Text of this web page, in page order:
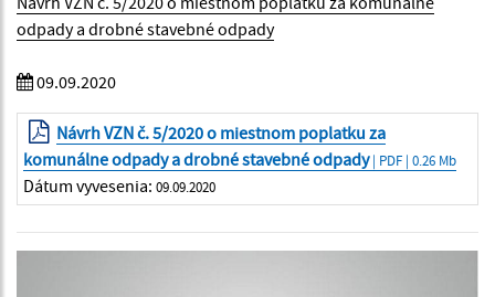
odpady a drobné stavebné odpady
09.09.2020
Návrh VZN č. 5/2020 o miestnom poplatku za
komunálne odpady a drobné stavebné odpady| PDF | 0.26 Mb
Dátum vyvesenia: 09.09.2020